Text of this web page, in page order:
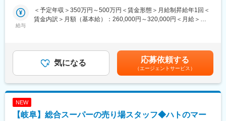
せします。
しい商品がある」と言われる売場を実現。現場主導で売場改善・
企画にも関われます。
◎プライベートも充実
年間休日117日・残業月平均15.5時間・年2回6連休取得可能な
多くの社員が「転職したことで家族との時間が増えた」「趣味の
給与
＜予定年収＞350万円～500万円＜賃金形態＞月給制昇給年1回＜
賃金内訳＞月額（基本給）：260,000円～320,000円＜月給＞
主任（月給30万円＋賞与）・710万円／次長・バイヤー（月給38
万円＋賞与＋職責手当）・870万円／店長・課長（月給53万円+職
責手当）賃金はあくまでも目安の金額であり、選考を通じて上下
する可能性があります。月給(月額)は固定手当を含めた表記です。
気になる 応募依頼する
（エージェントサービス）
NEW
【岐阜】総合スーパーの売り場スタッフ◆ハトのマー